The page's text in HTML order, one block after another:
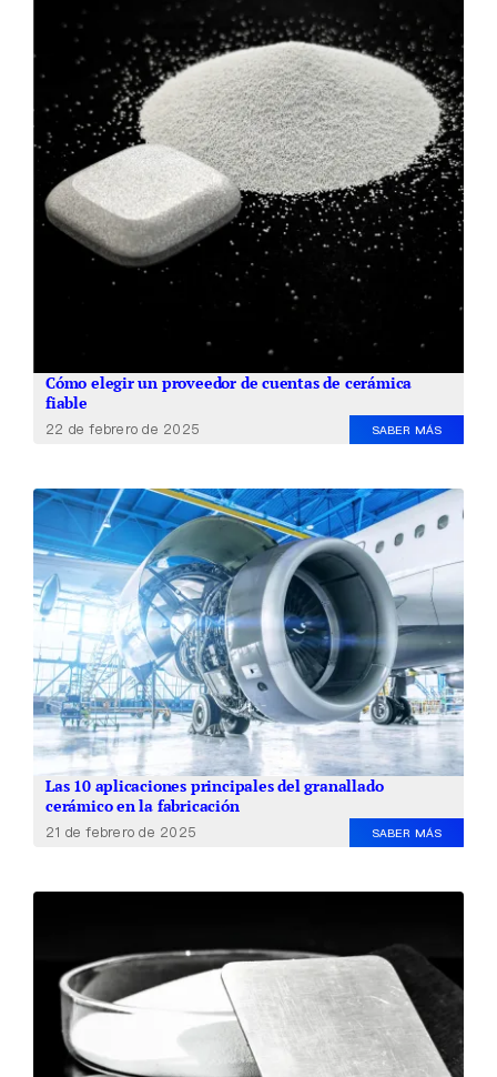
Cómo elegir un proveedor de cuentas de cerámica
fiable
22 de febrero de 2025 SABER MÁS
Las 10 aplicaciones principales del granallado
cerámico en la fabricación
21 de febrero de 2025 SABER MÁS